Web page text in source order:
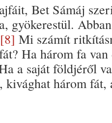
Bet Sámáj
gyökerestül.
[8] Mi számít
Ha három fa
a saját földjéről
három fát,